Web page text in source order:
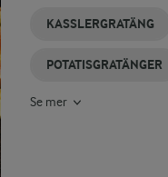
KASSLERGRATÄNG
POTATISGRATÄNGER
Se mer